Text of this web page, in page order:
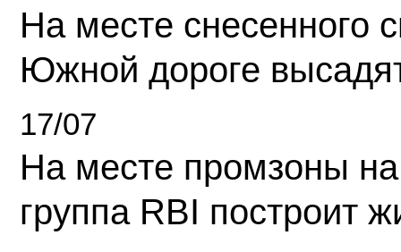
На месте снесенного
Южной дороге
17/07
На месте промзоны
группа RBI построит